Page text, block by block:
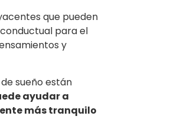
que pueden
para el
y
sueño están
ayudar a
más tranquilo